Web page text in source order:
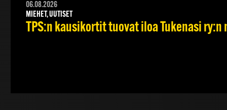
06.08.2026
MIEHET, UUTISET
TPS:n kausikortit tuovat iloa Tukenasi